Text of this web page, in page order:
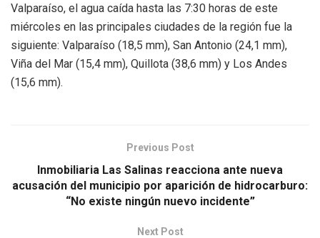
Valparaíso, el agua caída hasta las 7:30 horas de este
miércoles en las principales ciudades de la región fue la
siguiente: Valparaíso (18,5 mm), San Antonio (24,1 mm),
Viña del Mar (15,4 mm), Quillota (38,6 mm) y Los Andes
(15,6 mm).
Previous Post
Inmobiliaria Las Salinas reacciona ante nueva
acusación del municipio por aparición de hidrocarburo:
“No existe ningún nuevo incidente”
Next Post